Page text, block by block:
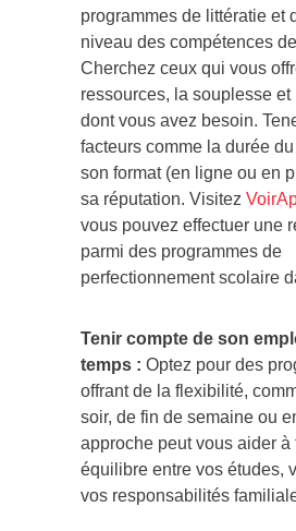
programmes de littératie et
niveau des compétences
Cherchez ceux qui vous
ressources, la souplesse et
dont vous avez besoin.
facteurs comme la durée
son format (en ligne ou en
sa réputation. Visitez
vous pouvez effectuer une
parmi des programmes de
perfectionnement scolaire
Tenir compte de son
temps : Optez pour des
offrant de la flexibilité,
soir, de fin de semaine ou
approche peut vous aider à
équilibre entre vos études,
vos responsabilités